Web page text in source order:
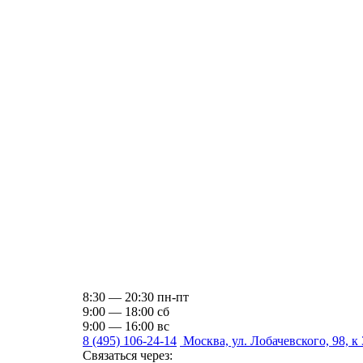
8:30 — 20:30 пн-пт
9:00 — 18:00 сб
9:00 — 16:00 вс
8 (495) 106-24-14 Москва, ул. Лобачевского, 98, к
Связаться через: